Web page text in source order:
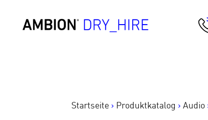
Startseite > Produktkatalog > Audio